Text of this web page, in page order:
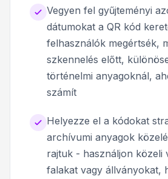
Vegyen fel gyűjteményi
dátumokat a QR kód
felhasználók megértsék,
szkennelés előtt,
történelmi anyagoknál,
számít
Helyezze el a kódokat
archívumi anyagok
rajtuk - használjon közeli
falakat vagy állványokat,